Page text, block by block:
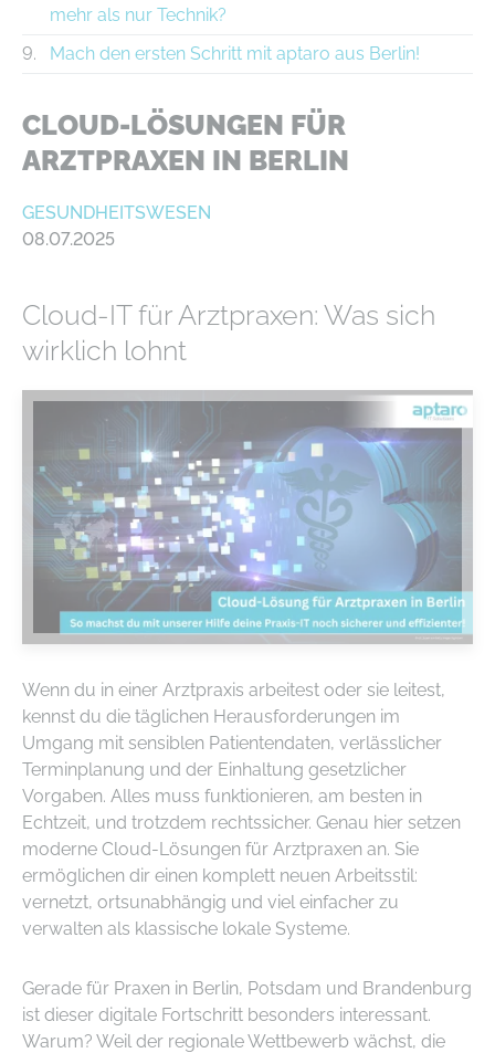
CLOUD-LÖSUNGEN FÜR
ARZTPRAXEN IN BERLIN
GESUNDHEITSWESEN
08.07.2025
Cloud-IT für Arztpraxen: Was sich
wirklich lohnt
Wenn du in einer Arztpraxis arbeitest oder sie leitest,
kennst du die täglichen Herausforderungen im
Umgang mit sensiblen Patientendaten, verlässlicher
Terminplanung und der Einhaltung gesetzlicher
Vorgaben. Alles muss funktionieren, am besten in
Echtzeit, und trotzdem rechtssicher. Genau hier setzen
moderne Cloud-Lösungen für Arztpraxen an. Sie
ermöglichen dir einen komplett neuen Arbeitsstil:
vernetzt, ortsunabhängig und viel einfacher zu
verwalten als klassische lokale Systeme.
Gerade für Praxen in Berlin, Potsdam und Brandenburg
ist dieser digitale Fortschritt besonders interessant.
Warum? Weil der regionale Wettbewerb wächst, die
mehr als nur Technik?
Mach den ersten Schritt mit aptaro aus Berlin!